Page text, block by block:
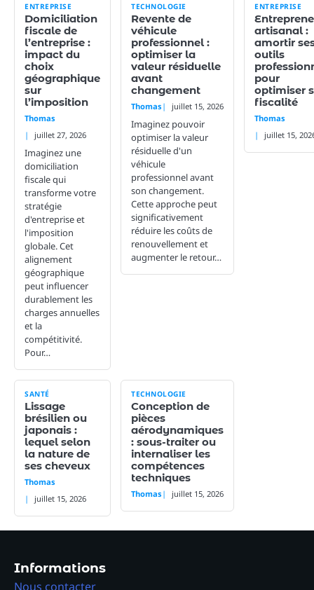
ENTREPRISE
Domiciliation
fiscale de
l’entreprise :
impact du
choix
géographique
sur
l’imposition
Thomas
juillet 27, 2026
Imaginez une
domiciliation
fiscale qui
transforme votre
stratégie
d'entreprise et
l'imposition
globale. Cet
alignement
géographique
peut influencer
durablement les
charges annuelles
et la
compétitivité.
Pour…
TECHNOLOGIE
Revente de
véhicule
professionnel :
optimiser la
valeur résiduelle
avant
changement
Thomas juillet 15, 2026
Imaginez pouvoir
optimiser la valeur
résiduelle d'un
véhicule
professionnel avant
son changement.
Cette approche peut
significativement
réduire les coûts de
renouvellement et
augmenter le retour…
ENTREPRISE
artisanal :
amortir
outils
pour
optimiser
fiscalité
Thomas
juillet 15,
SANTÉ
Lissage
brésilien ou
japonais :
lequel selon
la nature de
ses cheveux
Thomas
juillet 15, 2026
TECHNOLOGIE
Conception de
pièces
aérodynamiques
: sous-traiter ou
internaliser les
compétences
techniques
Thomas juillet 15, 2026
Informations
Nous contacter